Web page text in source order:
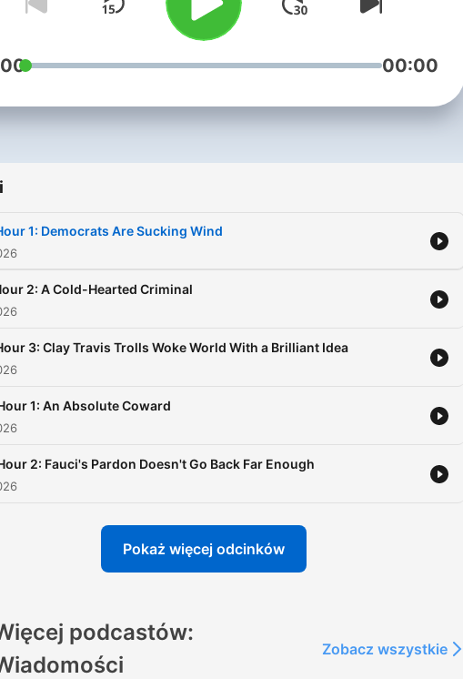
and want to make the best
decisions for you and the ones
you love.
00:00
1: Democrats Are Sucking Wind
2: A Cold-Hearted Criminal
3: Clay Travis Trolls Woke World With a Brilliant Idea
1: An Absolute Coward
2: Fauci's Pardon Doesn't Go Back Far Enough
Pokaż więcej odcinków
podcastów:
Zobacz wszystkie